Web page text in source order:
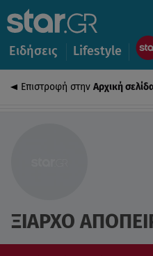
Ειδήσεις Lifestyle
Επιστροφή στην Αρχική
ΞΙΑΡΧΟ